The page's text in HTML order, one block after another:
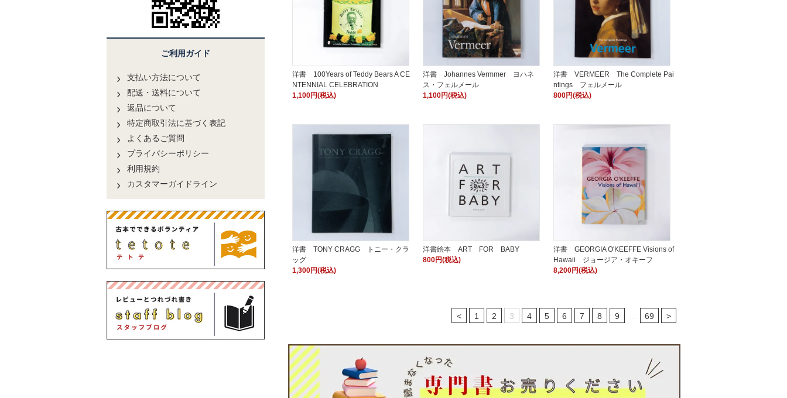
洋書 100Years of Teddy Bears A CE
NTENNIAL CELEBRATION
1,100円(税込)
洋書 Johannes Vermmer ヨハネ
ス・フェルメール
1,100円(税込)
洋書 VERMEER The Complete Pai
ntings フェルメール
800円(税込)
洋書 TONY CRAGG トニー・クラ
ッグ
1,300円(税込)
洋書絵本 ART FOR BABY
800円(税込)
洋書 GEORGIA O'KEEFFE Visions of
Hawaii ジョージア・オキーフ
8,200円(税込)
< 1 2 3 4 5 6 7 8 9 69 >
ご利用ガイド
支払い方法について
配送・送料について
返品について
特定商取引法に基づく表記
よくあるご質問
プライバシーポリシー
利用規約
カスタマーガイドライン